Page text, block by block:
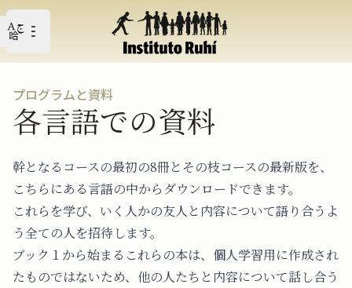
メイン・メニューを開く
Open user menu
プログラムと資料
各言語での資料
幹となるコースの最初の8冊とその枝コースの最新版を、
こちらにある言語の中からダウンロードできます。
これらを学び、いく人かの友人と内容について語り合うよ
う全ての人を招待します。
ブック１から始まるこれらの本は、個人学習用に作成され
たものではないため、他の人たちと内容について話し合う